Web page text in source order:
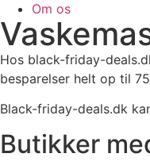
Om os
Hos black-friday-
besparelser helt op til
Black-friday-deals.dk
Butikker